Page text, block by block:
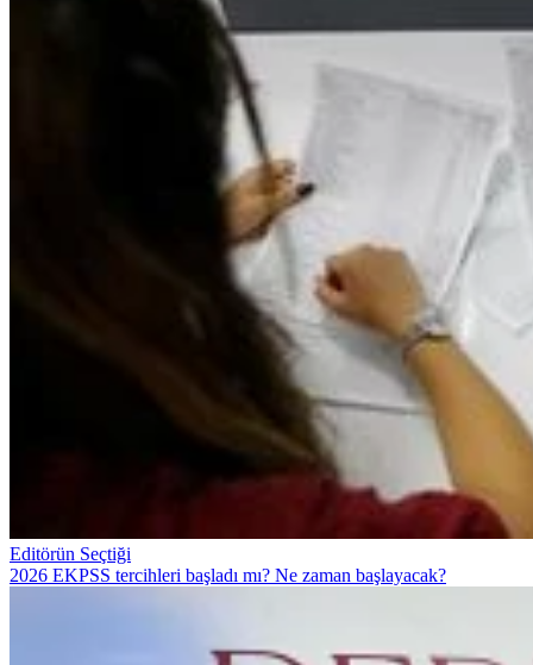
Editörün Seçtiği
2026 EKPSS tercihleri başladı mı? Ne zaman başlayacak?